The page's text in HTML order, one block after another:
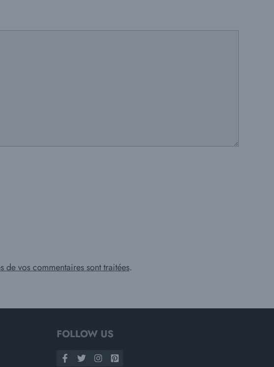
de vos commentaires sont traitées.
FOLLOW US